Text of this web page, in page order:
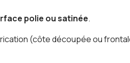
polie ou satinée.
(côte découpée ou